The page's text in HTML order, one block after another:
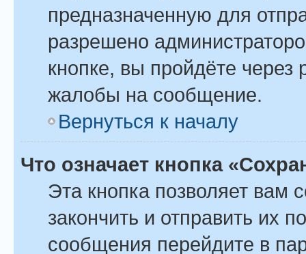
предназначенную для
разрешено
кнопке, вы пройдёте
жалобы на сообщение.
Вернуться к началу
Что означает кнопка
Эта кнопка позволяет вам
закончить и отправить их
сообщения перейдите в